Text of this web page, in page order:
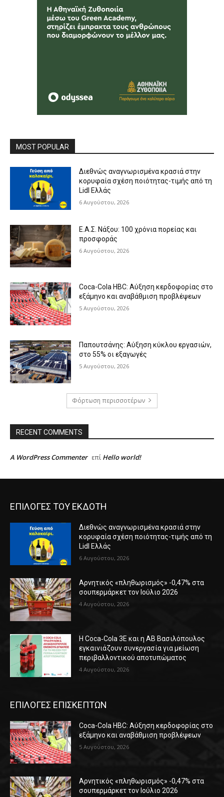
MOST POPULAR
Διεθνώς αναγνωρισμένα κρασιά στην
κορυφαία σχέση ποιότητας-τιμής από τη
Lidl Ελλάς
6 Αυγούστου, 2026
Ε.Α.Σ. Νάξου: 100 χρόνια πορείας και
προσφοράς
6 Αυγούστου, 2026
Coca-Cola HBC: Αύξηση κερδοφορίας στο
εξάμηνο και αναβάθμιση προβλέψεων
5 Αυγούστου, 2026
Παπουτσάνης: Αύξηση κύκλου εργασιών,
στο 55% οι εξαγωγές
5 Αυγούστου, 2026
Φόρτωση περισσοτέρων
RECENT COMMENTS
A WordPress Commenter επί Hello world!
ΕΠΙΛΟΓΕΣ ΤΟΥ ΕΚΔΟΤΗ
Διεθνώς αναγνωρισμένα κρασιά στην
κορυφαία σχέση ποιότητας-τιμής από τη
Lidl Ελλάς
6 Αυγούστου, 2026
Αρνητικός «πληθωρισμός» -0,47% στα
σουπερμάρκετ τον Ιούλιο 2026
4 Αυγούστου, 2026
Η Coca‑Cola 3E και η ΑΒ Βασιλόπουλος
εγκαινιάζουν συνεργασία για μείωση
περιβαλλοντικού αποτυπώματος
4 Αυγούστου, 2026
ΕΠΙΛΟΓΕΣ ΕΠΙΣΚΕΠΤΩΝ
Coca-Cola HBC: Αύξηση κερδοφορίας στο
εξάμηνο και αναβάθμιση προβλέψεων
5 Αυγούστου, 2026
Αρνητικός «πληθωρισμός» -0,47% στα
σουπερμάρκετ τον Ιούλιο 2026